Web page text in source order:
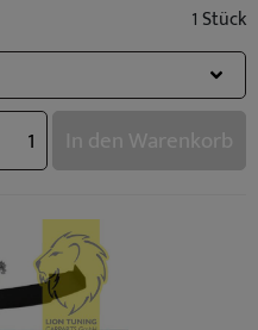
09/1996
- 04/1999
1996
1 Stück
In den Warenkorb